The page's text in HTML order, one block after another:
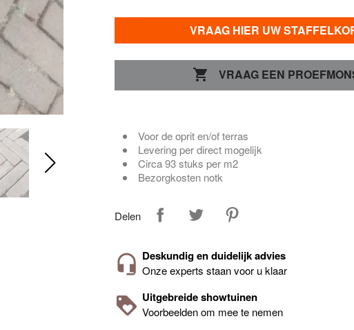
VRAAG HIER UW
 VRAAG EEN
Voor de oprit en/of terras
Levering per direct mogelijk
Circa 93 stuks per m2
Bezorgkosten notk
Delen
Deskundig en duidelijk advies
Onze experts staan voor u klaar
Uitgebreide showtuinen
Voorbeelden om mee te nemen